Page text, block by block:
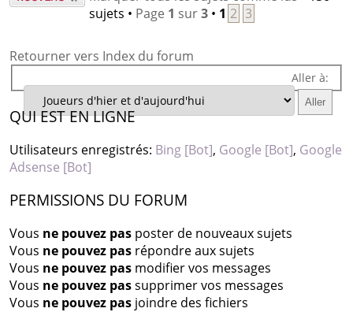
sujets • Page 1 sur3• 1 2 3
Retourner vers Index du forum
Aller à:
QUI EST EN LIGNE
Utilisateurs enregistrés: Bing [Bot], Google [Bot], Google
Adsense [Bot]
PERMISSIONS DU FORUM
Vous ne pouvez pasposter de nouveaux sujets
Vous ne pouvez pasrépondre aux sujets
Vous ne pouvez pasmodifier vos messages
Vous ne pouvez passupprimer vos messages
Vous ne pouvez pasjoindre des fichiers